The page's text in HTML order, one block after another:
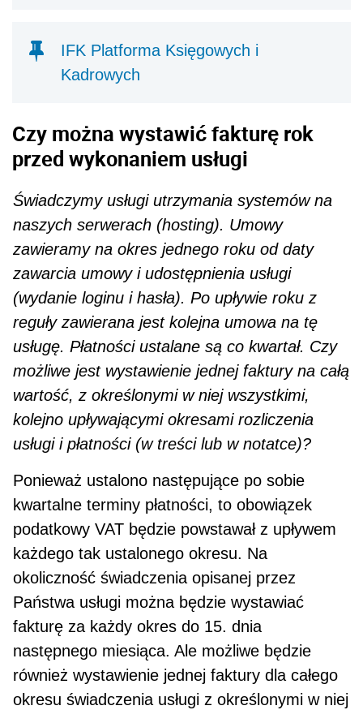
IFK Platforma Księgowych i
Kadrowych
Czy można wystawić fakturę rok
przed wykonaniem usługi
Świadczymy usługi utrzymania systemów na
naszych serwerach (hosting). Umowy
zawieramy na okres jednego roku od daty
zawarcia umowy i udostępnienia usługi
(wydanie loginu i hasła). Po upły­wie roku z
reguły zawierana jest kolejna umowa na tę
usługę. Płatności ustalane są co kwartał. Czy
możliwe jest wystawienie jednej faktury na całą
wartość, z określonymi w niej wszystkimi,
kolejno upływającymi okresami rozliczenia
usługi i płatności (w treści lub w notatce)?
Ponieważ ustalono następujące po sobie
kwartalne terminy płatności, to obowiązek
podatkowy VAT będzie powstawał z upływem
każdego tak ustalonego okresu. Na
okoliczność świadczenia opisanej przez
Państwa usługi można będzie wystawiać
fakturę za każdy okres do 15. dnia
następnego miesiąca. Ale możliwe będzie
również wystawienie jednej faktury dla całego
okresu świadczenia usługi z okre­ślonymi w niej